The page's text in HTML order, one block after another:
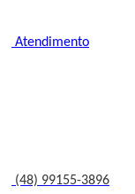
Atendimento
(48) 99155-3896